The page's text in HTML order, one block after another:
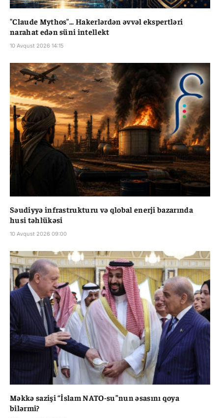
"Claude Mythos"... Hakerlərdən əvvəl ekspertləri
narahat edən süni intellekt
10 Avqust 2026 14:15
Səudiyyə infrastrukturu və qlobal enerji bazarında
husi təhlükəsi
10 Avqust 2026 09:00
Məkkə sazişi “İslam NATO-su”nun əsasını qoya
bilərmi?